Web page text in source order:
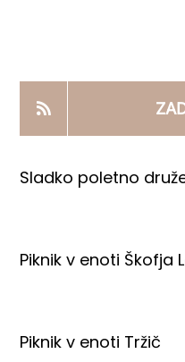
PRODAJNI IZDELKI
AKTUALNO
Sladko poletno
Piknik v enoti Škofja
Piknik v enoti Tržič